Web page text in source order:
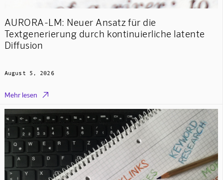
AURORA-LM: Neuer Ansatz für die
Textgenerierung durch kontinuierliche latente
Diffusion
August 5, 2026
Mehr lesen 